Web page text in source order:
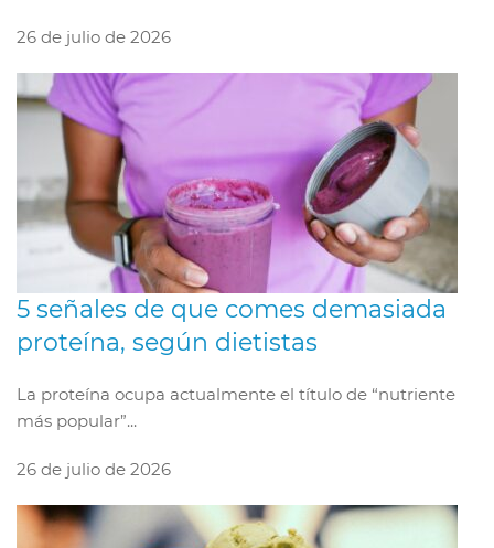
26 de julio de 2026
5 señales de que comes demasiada
proteína, según dietistas
La proteína ocupa actualmente el título de “nutriente
más popular”...
26 de julio de 2026